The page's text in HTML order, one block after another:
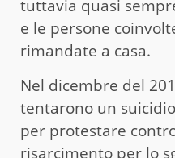
tuttavia quasi
e le persone
rimandate a casa.
Nel dicembre del
tentarono un
per protestare
risarcimento per lo